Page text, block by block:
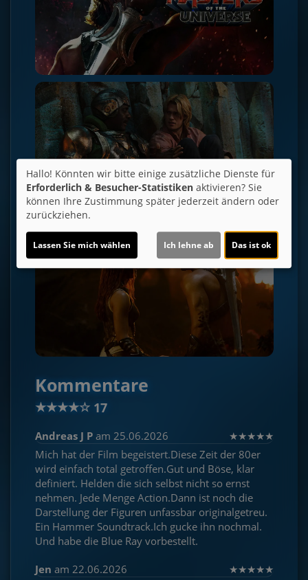
Kommentare
★★★★☆ 17
Andreas J P am 25.06.2026 ★★★★★
Mich hat der Film begeistert.Diese Zeit der 80er
wird einfach total getroffen.Gut und Böse, klar
definiert. Helden die sich selbst nicht so ernst
nehmen. Jede Menge Action.Dann ist noch die
Darstellung der Figuren unfassbar originalgetreu.
Ein Hammer Soundtrack.Ich gucke ihn nochmal.
Und habe die Blue Ray vorbestellt.
Jen am 22.06.2026 ★★★★★
Hallo! Könnten wir bitte einige zusätzliche Dienste für
Erforderlich & Besucher-Statistiken aktivieren? Sie
können Ihre Zustimmung später jederzeit ändern oder
zurückziehen.
Lassen Sie mich wählen Ich lehne ab Das ist ok